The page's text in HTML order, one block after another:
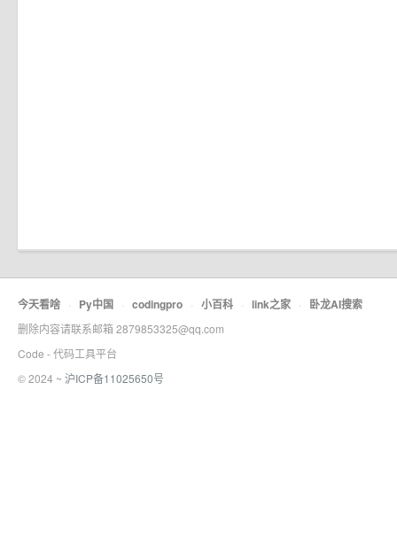
今天看啥 · Py中国 · codingpro · 小百科 · link之家 · 卧龙AI搜索
删除内容请联系邮箱 2879853325@qq.com
Code - 代码工具平台
© 2024 ~ 沪ICP备11025650号